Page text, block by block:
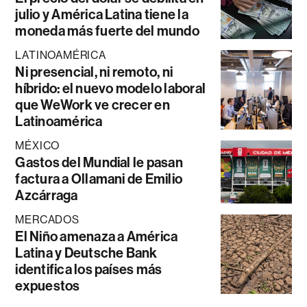
julio y América Latina tiene la
moneda más fuerte del mundo
LATINOAMÉRICA
Ni presencial, ni remoto, ni
híbrido: el nuevo modelo laboral
que WeWork ve crecer en
Latinoamérica
MÉXICO
Gastos del Mundial le pasan
factura a Ollamani de Emilio
Azcárraga
MERCADOS
El Niño amenaza a América
Latina y Deutsche Bank
identifica los países más
expuestos